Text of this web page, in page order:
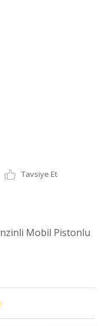
Tavsiye Et
Mobil Pistonlu